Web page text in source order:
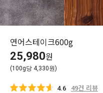
연어스테이크600g
25,980원
(100g당 4,330원)
4.6 49건 리뷰